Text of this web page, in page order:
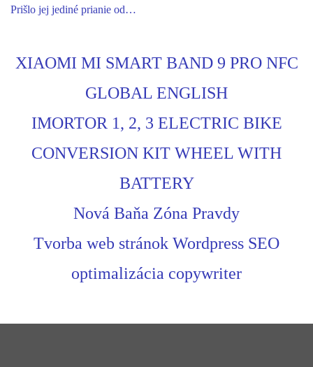
Prišlo jej jediné prianie od…
XIAOMI MI SMART BAND 9 PRO NFC
GLOBAL ENGLISH
IMORTOR 1, 2, 3 ELECTRIC BIKE
CONVERSION KIT WHEEL WITH
BATTERY
Nová Baňa Zóna Pravdy
Tvorba web stránok Wordpress SEO
optimalizácia copywriter